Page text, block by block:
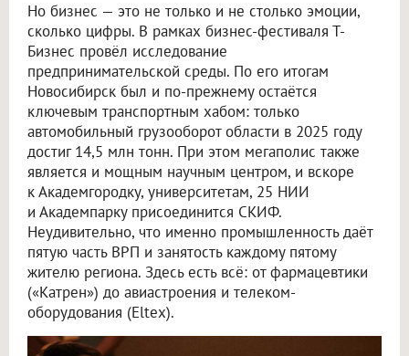
Но бизнес — это не только и не столько эмоции,
сколько цифры. В рамках бизнес-фестиваля Т-
Бизнес провёл исследование
предпринимательской среды. По его итогам
Новосибирск был и по-прежнему остаётся
ключевым транспортным хабом: только
автомобильный грузооборот области в 2025 году
достиг 14,5 млн тонн. При этом мегаполис также
является и мощным научным центром, и вскоре
к Академгородку, университетам, 25 НИИ
и Академпарку присоединится СКИФ.
Неудивительно, что именно промышленность даёт
пятую часть ВРП и занятость каждому пятому
жителю региона. Здесь есть всё: от фармацевтики
(«Катрен») до авиастроения и телеком-
оборудования (Eltex).